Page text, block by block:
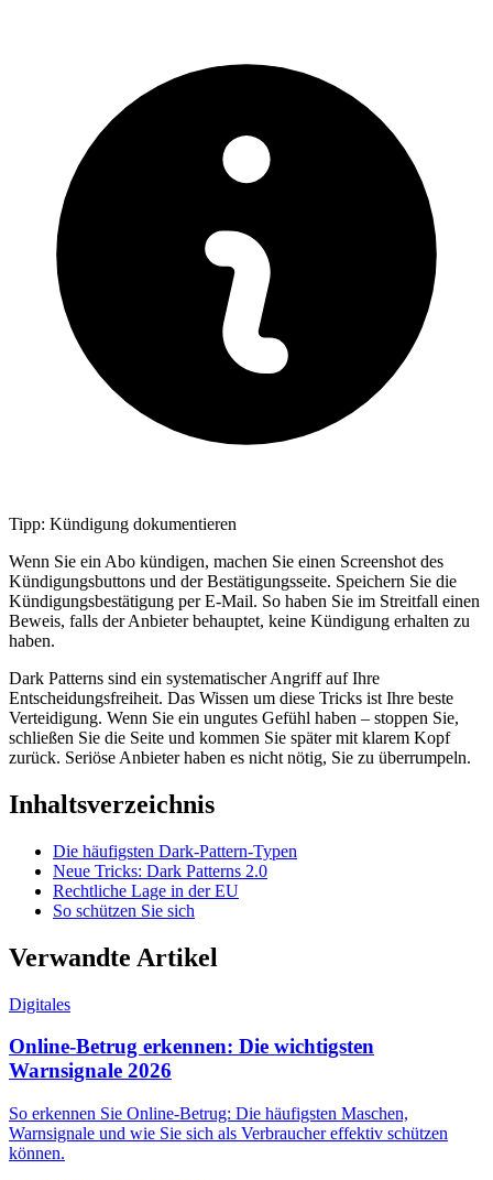
Tipp: Kündigung dokumentieren
Wenn Sie ein Abo kündigen, machen Sie einen Screenshot des
Kündigungsbuttons und der Bestätigungsseite. Speichern Sie die
Kündigungsbestätigung per E-Mail. So haben Sie im Streitfall einen
Beweis, falls der Anbieter behauptet, keine Kündigung erhalten zu
haben.
Dark Patterns sind ein systematischer Angriff auf Ihre
Entscheidungsfreiheit. Das Wissen um diese Tricks ist Ihre beste
Verteidigung. Wenn Sie ein ungutes Gefühl haben – stoppen Sie,
schließen Sie die Seite und kommen Sie später mit klarem Kopf
zurück. Seriöse Anbieter haben es nicht nötig, Sie zu überrumpeln.
Inhaltsverzeichnis
Die häufigsten Dark-Pattern-Typen
Neue Tricks: Dark Patterns 2.0
Rechtliche Lage in der EU
So schützen Sie sich
Verwandte Artikel
Digitales
Online-Betrug erkennen: Die wichtigsten
Warnsignale 2026
So erkennen Sie Online-Betrug: Die häufigsten Maschen,
Warnsignale und wie Sie sich als Verbraucher effektiv schützen
können.